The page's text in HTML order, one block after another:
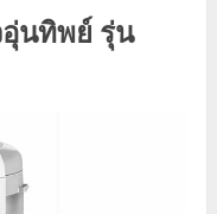
นทิพย์ รุ่น